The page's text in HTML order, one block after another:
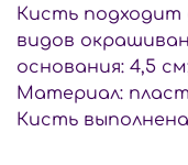
Кисть подходит
видов
основания: 4,5
Материал:
Кисть